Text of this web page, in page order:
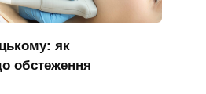
як
обстеження